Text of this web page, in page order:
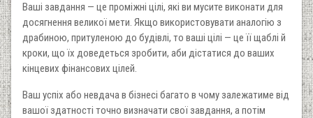
Ваші завдання — це проміжні цілі, які ви мусите виконати для
досягнення великої мети. Якщо використовувати аналогію з
драбиною, притуленою до будівлі, то ваші цілі — це її щаблі й
кроки, що їх доведеться зробити, аби дістатися до ваших
кінцевих фінансових цілей.
Ваш успіх або невдача в бізнесі багато в чому залежатиме від
вашої здатності точно визначати свої завдання, а потім